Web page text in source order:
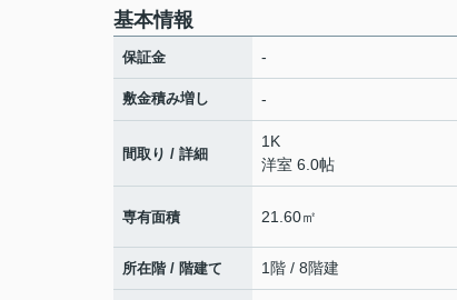
基本情報
保証金 -
敷金積み増し -
間取り / 詳細
1K
洋室 6.0帖
専有面積 21.60㎡
所在階 / 階建て 1階 / 8階建